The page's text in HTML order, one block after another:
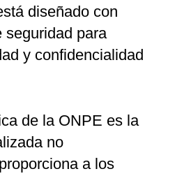
diseñado con
seguridad para
y confidencialidad
de la ONPE es la
no
a los